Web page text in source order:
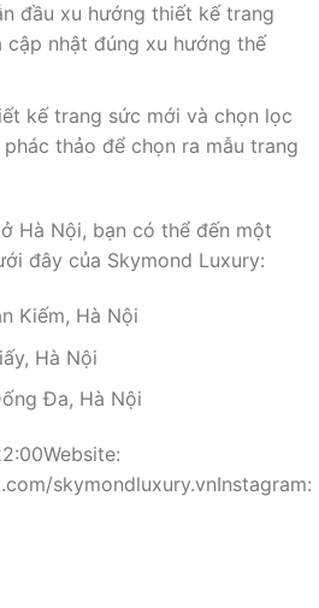
đầu xu hướng thiết kế trang
cập nhật đúng xu hướng thế
kế trang sức mới và chọn lọc
thảo để chọn ra mẫu trang
Hà Nội, bạn có thể đến một
đây của Skymond Luxury:
Kiếm, Hà Nội
Hà Nội
Đa, Hà Nội
skymondluxury.vnInstagram: